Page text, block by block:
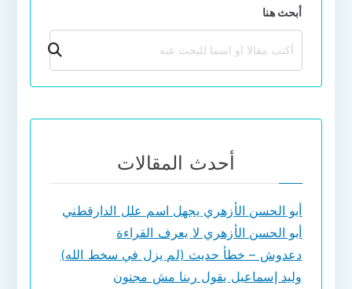
أبحث هنا
بحث
أحدث المقالات
أبو الحسن الأزهري يجهل اسم علل الدارقطني
أبو الحسن الأزهري لا يعرف القراءة
دعدوش – خطأ حديث (لم يزل في سخط الله)
وليد إسماعيل يقول ربنا مش مجنون